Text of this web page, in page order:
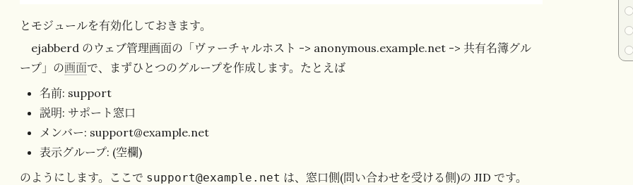
とモジュールを有効化しておきます。
ejabberd のウェブ管理画面の「ヴァーチャルホスト -> anonymous.example.net -> 共有名簿グル
ープ」の画面で、まずひとつのグループを作成します。たとえば
名前: support
説明: サポート窓口
メンバー: support@example.net
表示グループ: (空欄)
のようにします。ここで support@example.net は、窓口側(問い合わせを受ける側)の JID です。